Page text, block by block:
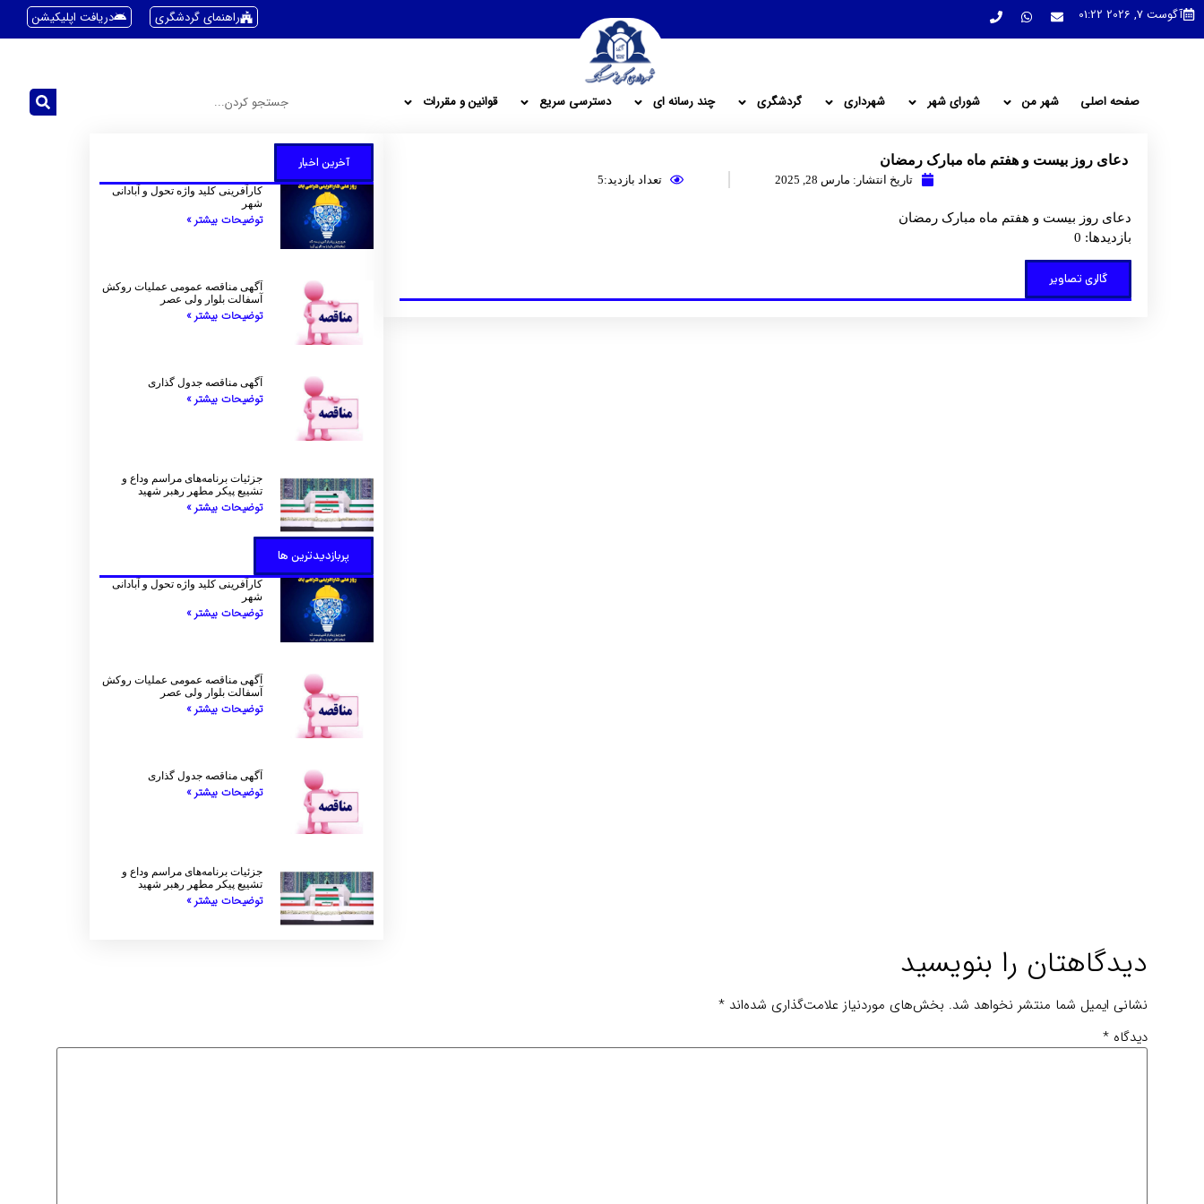
آگوست 7, 2026 01:22 راهنمای گردشگری دریافت اپلیکیشن
صفحه اصلی شهر من شورای شهر شهرداری گردشگری چند رسانه ای دسترسی سریع قوانین و مقررات
دعای روز بیست و هفتم ماه مبارک رمضان
تاریخ انتشار: مارس 28, 2025 تعداد بازدید:5
دعای روز بیست و هفتم ماه مبارک رمضان
بازدیدها: 0
گالری تصاویر
آخرین اخبار
کارآفرینی کلید واژه تحول و آبادانی
شهر
توضیحات بیشتر »
آگهی مناقصه عمومی عملیات روکش
آسفالت بلوار ولی عصر
توضیحات بیشتر »
آگهی مناقصه جدول گذاری
توضیحات بیشتر »
جزئیات برنامه‌های مراسم وداع و
تشییع پیکر مطهر رهبر شهید
توضیحات بیشتر »
پربازدیدترین ها
کارآفرینی کلید واژه تحول و آبادانی
شهر
توضیحات بیشتر »
آگهی مناقصه عمومی عملیات روکش
آسفالت بلوار ولی عصر
توضیحات بیشتر »
آگهی مناقصه جدول گذاری
توضیحات بیشتر »
جزئیات برنامه‌های مراسم وداع و
تشییع پیکر مطهر رهبر شهید
توضیحات بیشتر »
دیدگاهتان را بنویسید
نشانی ایمیل شما منتشر نخواهد شد. بخش‌های موردنیاز علامت‌گذاری شده‌اند *
دیدگاه *